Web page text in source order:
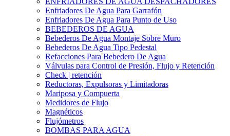
Enfriadores De Agua Para Garrafón
Enfriadores De Agua Para Punto de Uso
BEBEDEROS DE AGUA
Bebederos De Agua Montaje Sobre Muro
Bebederos De Agua Tipo Pedestal
Refacciones Para Bebedero De Agua
Válvulas para Control de Presión, Flujo y Retención
Check | retención
Reductoras, Expulsoras y Limitadoras
Mariposa y Compuerta
Medidores de Flujo
Magnéticos
Flujómetros
BOMBAS PARA AGUA